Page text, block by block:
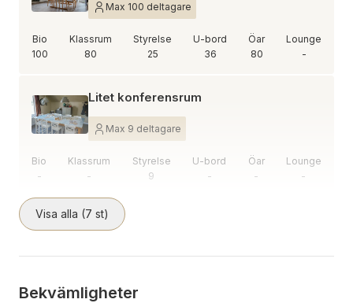
Max 100 deltagare
Bio
100
Klassrum
80
Styrelse
25
U-bord
36
Öar
80
Lounge
-
Litet konferensrum
Max 9 deltagare
Bio
-
Klassrum
-
Styrelse
9
U-bord
-
Öar
-
Lounge
-
Visa alla (7 st)
Bekvämligheter